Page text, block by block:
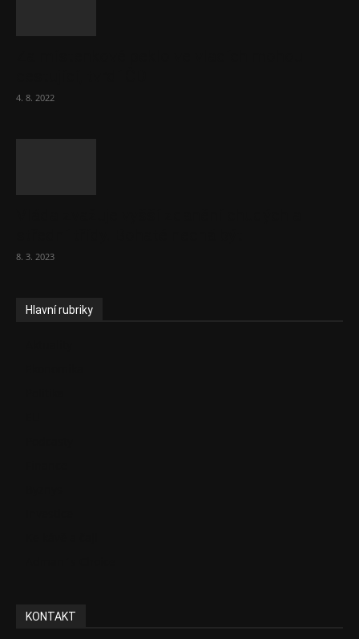
4. 8. 2022
8. 3. 2023
Hlavní rubriky
KONTAKT